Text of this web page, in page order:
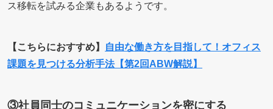
ス移転を試みる企業もあるようです。
【こちらにおすすめ】
自由な働き方を目指して！オフィス
課題を見つける分析手法【第2回ABW解説】
③社員同士のコミュニケーションを密にする